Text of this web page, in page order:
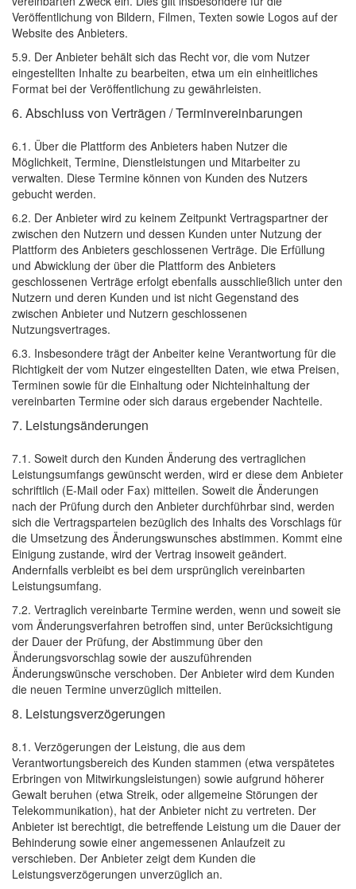
Veröffentlichung von Bildern, Filmen, Texten sowie Logos auf der
Website des Anbieters.
5.9. Der Anbieter behält sich das Recht vor, die vom Nutzer
eingestellten Inhalte zu bearbeiten, etwa um ein einheitliches
Format bei der Veröffentlichung zu gewährleisten.
6. Abschluss von Verträgen / Terminvereinbarungen
6.1. Über die Plattform des Anbieters haben Nutzer die
Möglichkeit, Termine, Dienstleistungen und Mitarbeiter zu
verwalten. Diese Termine können von Kunden des Nutzers
gebucht werden.
6.2. Der Anbieter wird zu keinem Zeitpunkt Vertragspartner der
zwischen den Nutzern und dessen Kunden unter Nutzung der
Plattform des Anbieters geschlossenen Verträge. Die Erfüllung
und Abwicklung der über die Plattform des Anbieters
geschlossenen Verträge erfolgt ebenfalls ausschließlich unter den
Nutzern und deren Kunden und ist nicht Gegenstand des
zwischen Anbieter und Nutzern geschlossenen
Nutzungsvertrages.
6.3. Insbesondere trägt der Anbeiter keine Verantwortung für die
Richtigkeit der vom Nutzer eingestellten Daten, wie etwa Preisen,
Terminen sowie für die Einhaltung oder Nichteinhaltung der
vereinbarten Termine oder sich daraus ergebender Nachteile.
7. Leistungsänderungen
7.1. Soweit durch den Kunden Änderung des vertraglichen
Leistungsumfangs gewünscht werden, wird er diese dem Anbieter
schriftlich (E-Mail oder Fax) mitteilen. Soweit die Änderungen
nach der Prüfung durch den Anbieter durchführbar sind, werden
sich die Vertragsparteien bezüglich des Inhalts des Vorschlags für
die Umsetzung des Änderungswunsches abstimmen. Kommt eine
Einigung zustande, wird der Vertrag insoweit geändert.
Andernfalls verbleibt es bei dem ursprünglich vereinbarten
Leistungsumfang.
7.2. Vertraglich vereinbarte Termine werden, wenn und soweit sie
vom Änderungsverfahren betroffen sind, unter Berücksichtigung
der Dauer der Prüfung, der Abstimmung über den
Änderungsvorschlag sowie der auszuführenden
Änderungswünsche verschoben. Der Anbieter wird dem Kunden
die neuen Termine unverzüglich mitteilen.
8. Leistungsverzögerungen
8.1. Verzögerungen der Leistung, die aus dem
Verantwortungsbereich des Kunden stammen (etwa verspätetes
Erbringen von Mitwirkungsleistungen) sowie aufgrund höherer
Gewalt beruhen (etwa Streik, oder allgemeine Störungen der
Telekommunikation), hat der Anbieter nicht zu vertreten. Der
Anbieter ist berechtigt, die betreffende Leistung um die Dauer der
Behinderung sowie einer angemessenen Anlaufzeit zu
verschieben. Der Anbieter zeigt dem Kunden die
Leistungsverzögerungen unverzüglich an.